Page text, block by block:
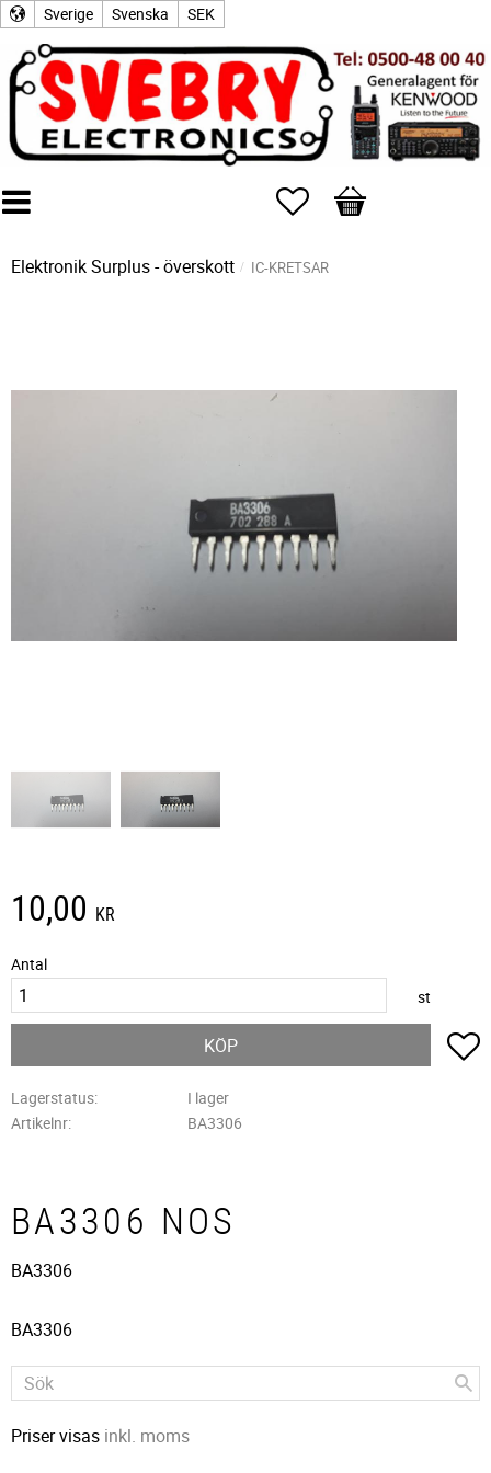
Sverige Svenska SEK
Favoriter
Kundvagn
Elektronik Surplus - överskott IC-KRETSAR
10,00 KR
Antal
st
KÖP
Lagerstatus
I lager
Artikelnr
BA3306
BA3306 NOS
BA3306
BA3306
Priser visas inkl. moms